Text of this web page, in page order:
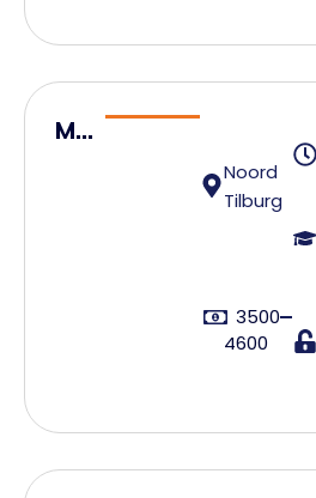
Ma
Noord
Tilburg
3500
4600